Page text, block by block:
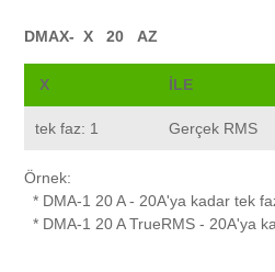
DMAX- X 20 AZ
X İLE
tek faz: 1 Gerçek RMS
Örnek:
* DMA-1 20 A - 20A'ya kadar tek
* DMA-1 20 A TrueRMS - 20A'ya